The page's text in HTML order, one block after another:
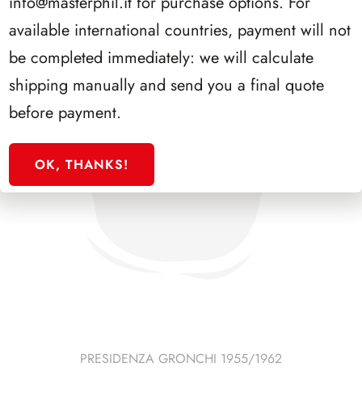
PRESIDENZA GRONCHI 1955/1962
available international countries, payment will not
be completed immediately: we will calculate
shipping manually and send you a final quote
before payment.
OK, THANKS!